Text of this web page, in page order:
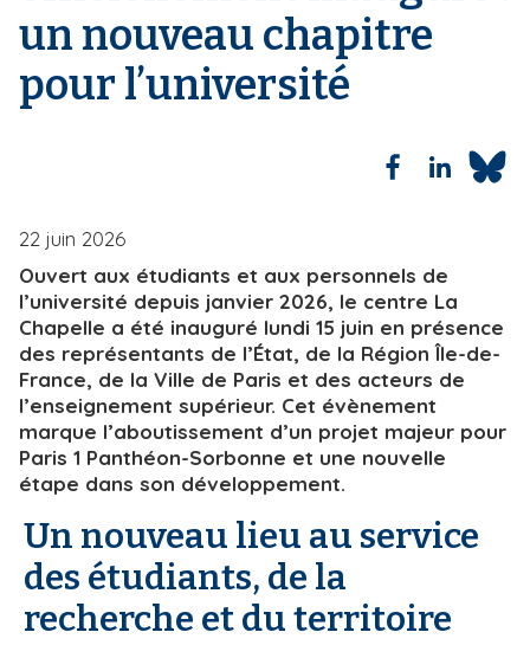
un nouveau chapitre
pour l’université
22 juin 2026
Ouvert aux étudiants et aux personnels de
l’université depuis janvier 2026, le centre La
Chapelle a été inauguré lundi 15 juin en présence
des représentants de l’État, de la Région Île-de-
France, de la Ville de Paris et des acteurs de
l’enseignement supérieur. Cet évènement
marque l’aboutissement d’un projet majeur pour
Paris 1 Panthéon-Sorbonne et une nouvelle
étape dans son développement.
Un nouveau lieu au service
des étudiants, de la
recherche et du territoire